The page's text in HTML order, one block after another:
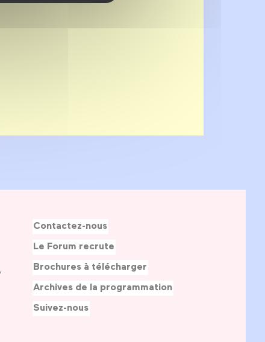
Contactez-nous
Le Forum recrute
Brochures à télécharger
Archives de la programmation
Suivez-nous